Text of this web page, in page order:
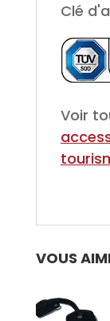
Clé
Voir
VOUS